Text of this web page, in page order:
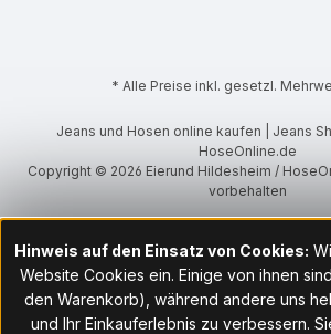
* Alle Preise inkl. gesetzl.
Jeans und Hosen online kaufen | Jeans
HoseOnline.de
Copyright © 2026 Eierund Hildesheim /
vorbehalten
Hinweis auf den Einsatz von Cookies:
Website Cookies ein. Einige von ihnen
den Warenkorb), während andere uns
und Ihr Einkauferlebnis zu verbessern.